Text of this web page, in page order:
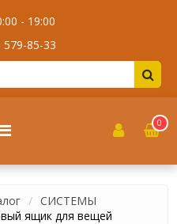
- 19:00
579-85-33
0
СИСТЕМЫ
ящик для вещей